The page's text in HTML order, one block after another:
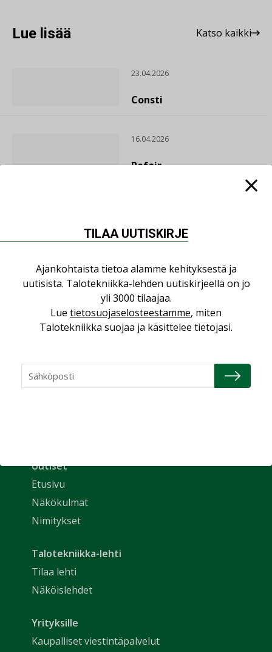
Lue lisää Katso kaikki
23.04.2026
Consti
16.04.2026
Refair
Granlund Oy
Uutiset
Etusivu
Näkökulmat
Nimitykset
Talotekniikka-lehti
Tilaa lehti
Näköislehdet
Yrityksille
Kaupalliset viestintäpalvelut
TILAA UUTISKIRJE
Ajankohtaista tietoa alamme kehityksestä ja
uutisista. Talotekniikka-lehden uutiskirjeellä on jo
yli 3000 tilaajaa.
Lue tietosuojaselosteestamme, miten
Talotekniikka suojaa ja käsittelee tietojasi.